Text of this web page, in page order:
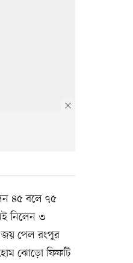
৪৫ বলে ৭৫
নিলেন ৩
জয় পেল রংপুর
ঝোড়ো ফিফটি